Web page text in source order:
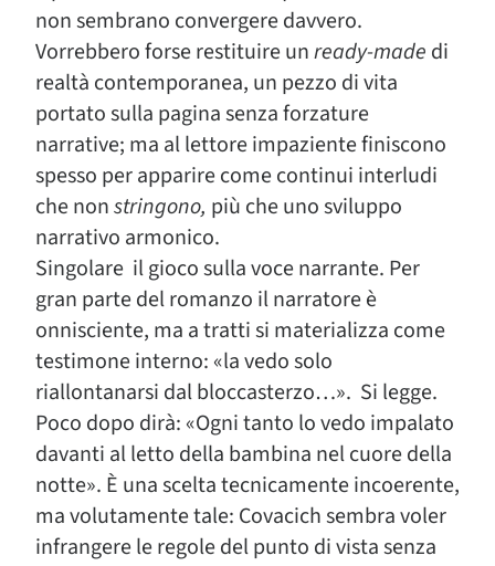
non sembrano convergere davvero.
Vorrebbero forse restituire unready-made di
realtà contemporanea, un pezzo di vita
portato sulla pagina senza forzature
narrative; ma al lettore impaziente finiscono
spesso per apparire come continui interludi
che nonstringono, più che uno sviluppo
narrativo armonico.
Singolare il gioco sulla voce narrante. Per
gran parte del romanzo il narratore è
onnisciente, ma a tratti si materializza come
testimone interno: «la vedo solo
riallontanarsi dal bloccasterzo…». Si legge.
Poco dopo dirà: «Ogni tanto lo vedo impalato
davanti al letto della bambina nel cuore della
notte». È una scelta tecnicamente incoerente,
ma volutamente tale: Covacich sembra voler
infrangere le regole del punto di vista senza